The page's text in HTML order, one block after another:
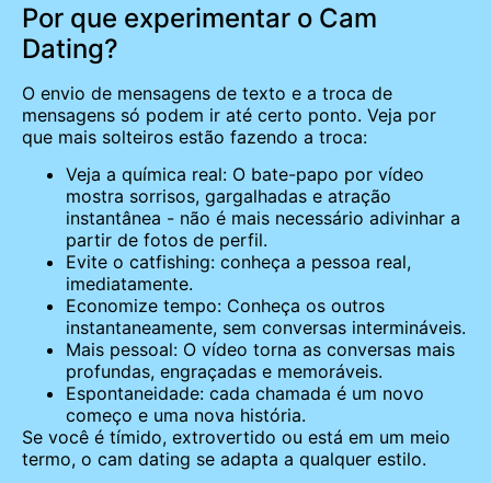
Por que experimentar o Cam
Dating?
O envio de mensagens de texto e a troca de
mensagens só podem ir até certo ponto. Veja por
que mais solteiros estão fazendo a troca:
Veja a química real: O bate-papo por vídeo
mostra sorrisos, gargalhadas e atração
instantânea - não é mais necessário adivinhar a
partir de fotos de perfil.
Evite o catfishing: conheça a pessoa real,
imediatamente.
Economize tempo: Conheça os outros
instantaneamente, sem conversas intermináveis.
Mais pessoal: O vídeo torna as conversas mais
profundas, engraçadas e memoráveis.
Espontaneidade: cada chamada é um novo
começo e uma nova história.
Se você é tímido, extrovertido ou está em um meio
termo, o cam dating se adapta a qualquer estilo.